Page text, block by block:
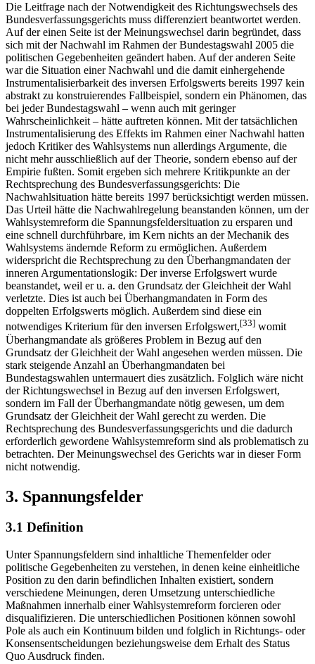
Die Leitfrage nach der Notwendigkeit des Richtungswechsels des
Bundesverfassungsgerichts muss differenziert beantwortet werden.
Auf der einen Seite ist der Meinungswechsel darin begründet, dass
sich mit der Nachwahl im Rahmen der Bundestagswahl 2005 die
politischen Gegebenheiten geändert haben. Auf der anderen Seite
war die Situation einer Nachwahl und die damit einhergehende
Instrumentalisierbarkeit des inversen Erfolgswerts bereits 1997 kein
abstrakt zu konstruierendes Fallbeispiel, sondern ein Phänomen, das
bei jeder Bundestagswahl – wenn auch mit geringer
Wahrscheinlichkeit – hätte auftreten können. Mit der tat­sächlichen
Instrumentalisierung des Effekts im Rahmen einer Nachwahl hatten
jedoch Kritiker des Wahlsystems nun allerdings Argumente, die
nicht mehr ausschließlich auf der Theorie, sondern ebenso auf der
Empirie fußten. Somit ergeben sich mehrere Kritikpunkte an der
Rechtsprechung des Bundesverfassungsgerichts: Die
Nachwahlsituation hätte bereits 1997 berücksichtigt werden müssen.
Das Urteil hätte die Nachwahlregelung beanstanden können, um der
Wahlsystemreform die Spannungsfeldersituation zu ersparen und
eine schnell durchführbare, im Kern nichts an der Mechanik des
Wahlsystems ändernde Reform zu ermöglichen. Außerdem
widerspricht die Rechtsprechung zu den Überhangmandaten der
inneren Argumentationslogik: Der inverse Erfolgswert wurde
beanstandet, weil er u. a. den Grundsatz der Gleichheit der Wahl
verletzte. Dies ist auch bei Überhangmandaten in Form des
doppelten Erfolgswerts möglich. Außerdem sind diese ein
notwendiges Kriterium für den inversen Erfolgswert,[33] womit
Überhangmandate als größeres Problem in Bezug auf den
Grundsatz der Gleichheit der Wahl angesehen werden müssen. Die
stark steigende Anzahl an Überhangmandaten bei
Bundestagswahlen untermauert dies zusätzlich. Folglich wäre nicht
der Richtungswechsel in Bezug auf den inversen Erfolgswert,
sondern im Fall der Überhangmandate nötig gewesen, um dem
Grundsatz der Gleichheit der Wahl gerecht zu werden. Die
Rechtsprechung des Bundesverfassungsgerichts und die dadurch
erforderlich gewordene Wahlsystemreform sind als problematisch zu
betrachten. Der Meinungswechsel des Gerichts war in dieser Form
nicht notwendig.
3. Spannungsfelder
3.1 Definition
Unter Spannungsfeldern sind inhaltliche Themenfelder oder
politische Gegebenheiten zu verstehen, in denen keine einheitliche
Position zu den darin befindlichen Inhalten existiert, sondern
verschiedene Meinungen, deren Umsetzung unterschiedliche
Maßnahmen innerhalb einer Wahlsystemreform forcieren oder
disqualifizieren. Die unterschiedlichen Positionen können sowohl
Pole als auch ein Kontinuum bilden und folglich in Richtungs- oder
Konsensentscheidungen beziehungsweise dem Erhalt des Status
Quo Ausdruck finden.